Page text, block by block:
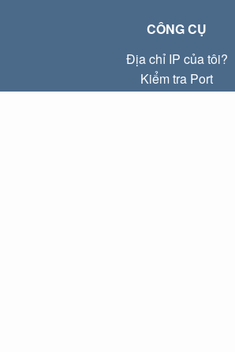
CÔNG CỤ
Địa chỉ IP của tôi?
Kiểm tra Port